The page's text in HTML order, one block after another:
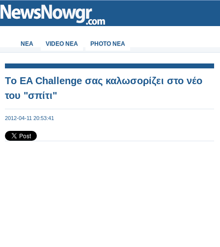
ΝΕΑ VIDEO NEA PHOTO NEA
Τo EA Challenge σας καλωσορίζει στο νέο
του "σπίτι"
2012-04-11 20:53:41